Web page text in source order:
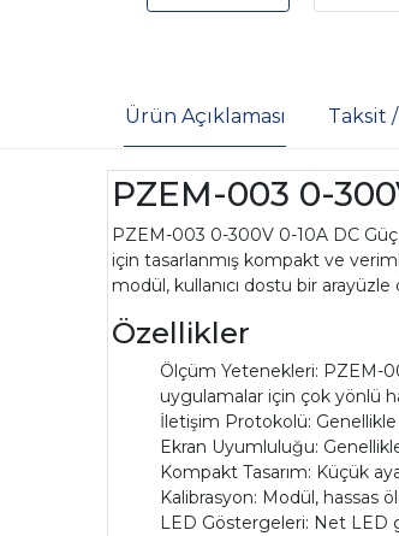
Ürün Açıklaması Taksit
PZEM-003 0-
PZEM-003 0-300V 0-10A DC
için tasarlanmış kompakt ve
modül, kullanıcı dostu bir
Özellikler
Ölçüm Yetenekleri: PZEM-
uygulamalar için çok yönlü
İletişim Protokolü:
Ekran Uyumluluğu:
Kompakt Tasarım: Küçük
Kalibrasyon: Modül, hassas
LED Göstergeleri: Net LED